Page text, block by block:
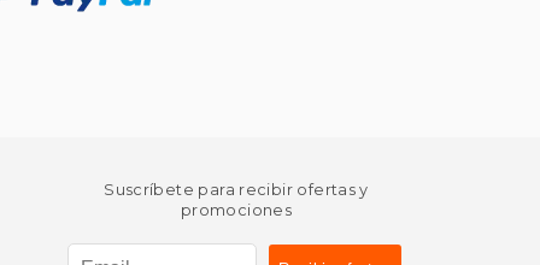
Suscríbete para recibir ofertas y
promociones